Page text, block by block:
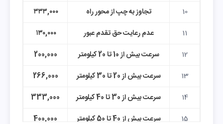
10 تجاوز به چپ از محور راه
۳۳۳,۰۰۰
11
عدم رعایت حق تقدم عبور
۱۳۰,۰۰۰
12
سرعت بیش از 10 تا 20 کیلومتر
200,000
13
سرعت بیش از 20 تا 30 کیلومتر
266,000
14
سرعت بیش از 30 تا 40 کیلومتر
333,000
15
سرعت بیش از 40 تا 50 کیلومتر 400,000